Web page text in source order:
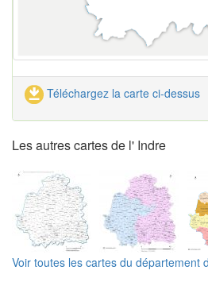
Téléchargez la carte ci-dessus
Les autres cartes de l' Indre
Voir toutes les cartes du département